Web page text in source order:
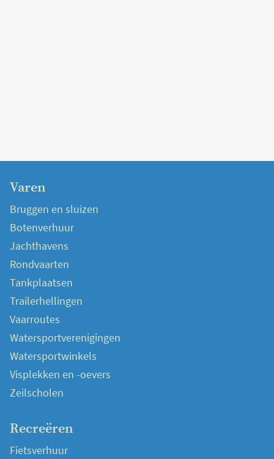
Varen
Bruggen en sluizen
Botenverhuur
Jachthavens
Rondvaarten
Tankplaatsen
Trailerhellingen
Vaarroutes
Watersportverenigingen
Watersportwinkels
Visplekken en -oevers
Zeilscholen
Recreëren
Fietsverhuur